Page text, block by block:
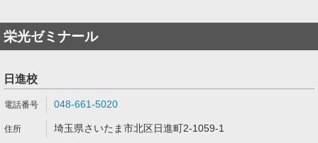
栄光ゼミナール
日進校
048-661-5020
埼玉県さいたま市北区日進町2-1059-1